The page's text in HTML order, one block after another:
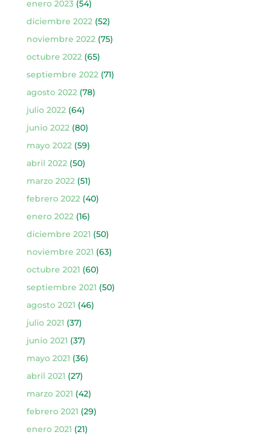
enero 2023(54)
diciembre 2022 (52)
noviembre 2022 (75)
octubre 2022 (65)
septiembre 2022 (71)
agosto 2022 (78)
julio 2022 (64)
junio 2022 (80)
mayo 2022 (59)
abril 2022 (50)
marzo 2022 (51)
febrero 2022 (40)
enero 2022 (16)
diciembre 2021 (50)
noviembre 2021 (63)
octubre 2021 (60)
septiembre 2021 (50)
agosto 2021 (46)
julio 2021 (37)
junio 2021 (37)
mayo 2021 (36)
abril 2021 (27)
marzo 2021 (42)
febrero 2021 (29)
enero 2021 (21)